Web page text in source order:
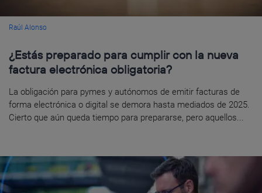
Raúl Alonso
¿Estás preparado para cumplir con la nueva
factura electrónica obligatoria?
La obligación para pymes y autónomos de emitir facturas de
forma electrónica o digital se demora hasta mediados de 2025.
Cierto que aún queda tiempo para prepararse, pero aquellos...